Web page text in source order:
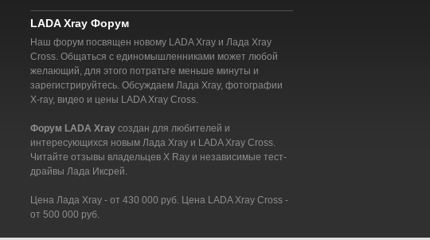
LADA Xray Форум
Наш форум посвящен новому LADA Xray и Лада Xray
Cross. Общаться с единомышленниками может любой
желающий, для этого потратьте меньше минуты и
зарегистрируйтесь. Обсуждаем Лада Xray, фотографии
X-ray, видео и цены LADA Xray Cross.
Форум LADA Xray создан для любителей и
интересующихся новым Лада Xray и LADA Xray Cross.
Читайте отзывы владельцев X Ray и независимые тест-
драйвы Лада Иксрей.
Цена Лада Xray - от 430 000 руб. Цена LADA Xray Cross -
от 500 000 руб.